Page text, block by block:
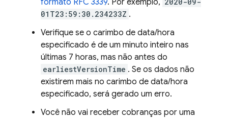
formato RFC 3339. Por exemplo,
01T23:59:30.234233Z .
Verifique se o carimbo de data/hora
especificado é de um minuto inteiro nas
últimas 7 horas, mas não antes do
earliestVersionTime . Se os dados não
existirem mais no carimbo de data/hora
especificado, será gerado um erro.
Você não vai receber cobranças por uma